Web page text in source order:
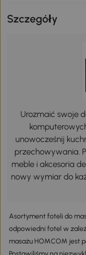
Szczegóły
Urozmaić swoje
unowocześnij
przechowywania.
meble i akcesoria
nowy wymiar do
Asortyment foteli do
odpowiedni fotel w
masażu HOMCOM jest